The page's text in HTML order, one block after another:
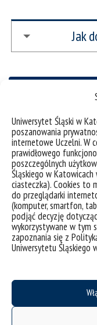
Uniwersytet Śląski w
poszanowania
internetowe Uczelni. W
prawidłowego
poszczególnych
Śląskiego w
ciasteczka). Cookies to
do przeglądarki
(komputer, smartfon,
podjąć decyzję
wykorzystywane w tym
zapoznania się z
Uniwersytetu Śląskiego
Jak
prof.